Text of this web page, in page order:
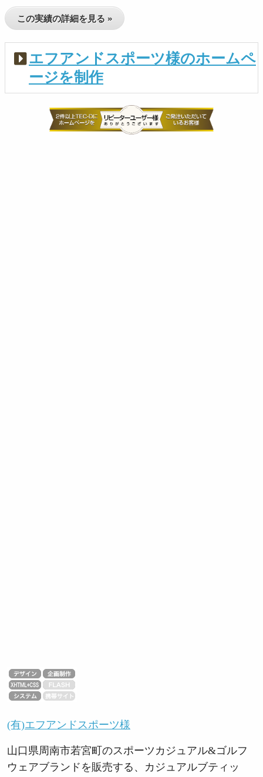
この実績の詳細を見る »
エフアンドスポーツ様のホームペ
ージを制作
(有)エフアンドスポーツ様
山口県周南市若宮町のスポーツカジュアル&ゴルフ
ウェアブランドを販売する、カジュアルブティッ